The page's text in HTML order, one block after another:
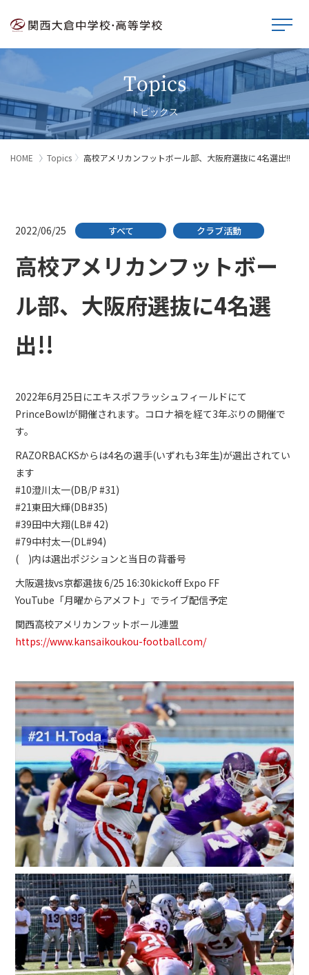
Topics
トピックス
HOME Topics 高校アメリカンフットボール部、大阪府選抜に4名選出!!
2022/06/25 すべて クラブ活動
高校アメリカンフットボー
ル部、大阪府選抜に4名選
出!!
2022年6月25日にエキスポフラッシュフィールドにて
PrinceBowlが開催されます。コロナ禍を経て3年ぶりの開催で
す。
RAZORBACKSからは4名の選手(いずれも3年生)が選出されてい
ます
#10澄川太一(DB/P #31)
#21東田大輝(DB#35)
#39田中大翔(LB# 42)
#79中村太一(DL#94)
( )内は選出ポジションと当日の背番号
大阪選抜vs京都選抜 6/25 16:30kickoff Expo FF
YouTube「月曜からアメフト」でライブ配信予定
関西高校アメリカンフットボール連盟
https://www.kansaikoukou-football.com/